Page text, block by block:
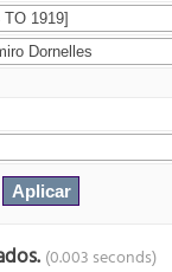
(0.003 seconds)